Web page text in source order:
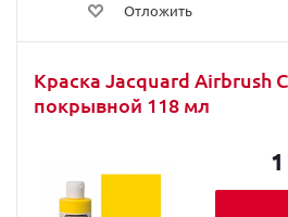
Отложить
Краска Jacquard Airbrush
покрывной 118 мл